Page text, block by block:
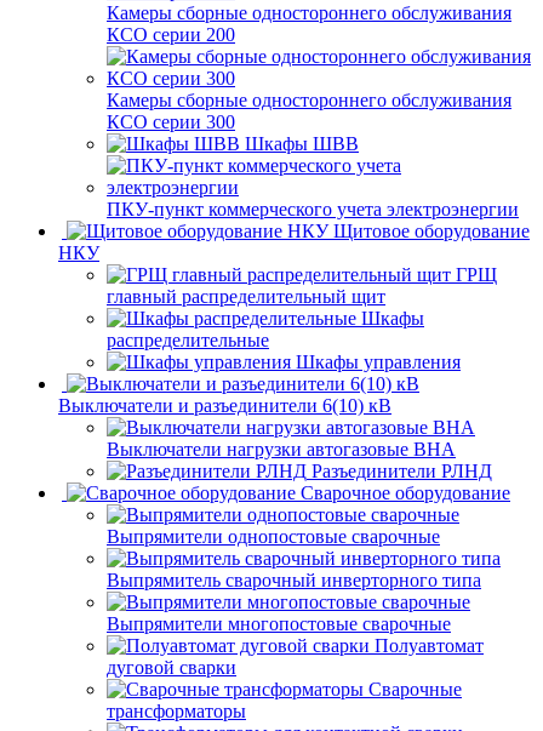
Камеры сборные одностороннего обслуживания
КСО серии 200
Камеры сборные одностороннего обслуживания
КСО серии 300
Шкафы ШВВ
ПКУ-пункт коммерческого учета электроэнергии
Щитовое оборудование
НКУ
ГРЩ
главный распределительный щит
Шкафы
распределительные
Шкафы управления
Выключатели и разъединители 6(10) кВ
Выключатели нагрузки автогазовые ВНА
Разъединители РЛНД
Сварочное оборудование
Выпрямители однопостовые сварочные
Выпрямитель сварочный инверторного типа
Выпрямители многопостовые сварочные
Полуавтомат
дуговой сварки
Сварочные
трансформаторы